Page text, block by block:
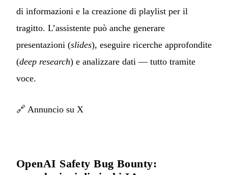
di informazioni e la creazione di playlist per il
tragitto. L’assistente può anche generare
presentazioni (slides), eseguire ricerche approfondite
(deep research) e analizzare dati — tutto tramite
voce.
🔗 Annuncio su X
OpenAI Safety Bug Bounty: